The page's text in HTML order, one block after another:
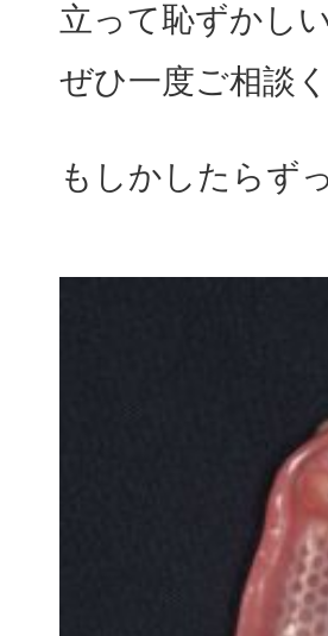
立って恥ずかし
ぜひ一度ご相談
もしかしたらず